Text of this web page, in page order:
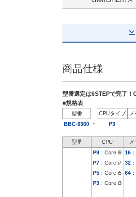
商品仕様
型番選定は6STEPで完了！
■規格表
型番 − CPUタイプ
BBC-6360
- P3
型番 CPU メ
P9 ：Core i9 16
P7 ：Core i7 32
P5 ：Core i5 64
P3 ：Core i3